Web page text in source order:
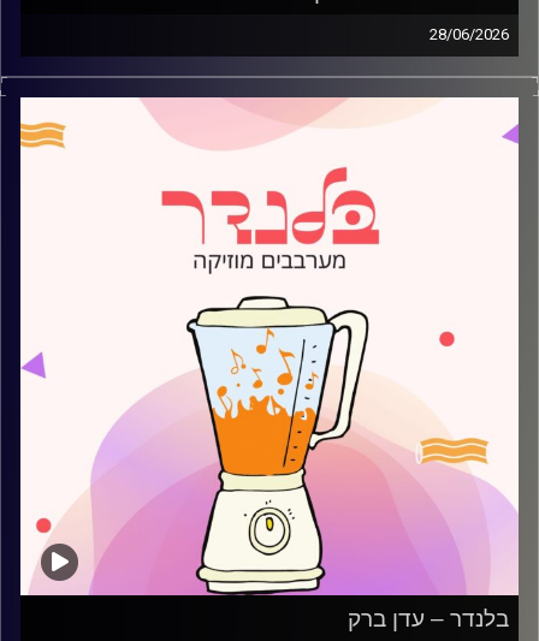
28/06/2026
מוזיקה קצבית חדשה עם עמית פרידמן
קרדיט תמונות:
AudioVersity
בלנדר – עדן ברק